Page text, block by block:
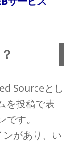
Sourceとし
を投稿で表
す。
ンがあり、い